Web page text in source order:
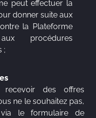
peut effectuer la
donner suite aux
la Plateforme
procédures
;
des offres
ne le souhaitez pas,
le formulaire de